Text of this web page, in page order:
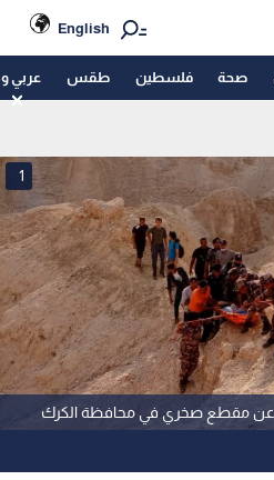
English
صحة فلسطين طقس عربي
عن مقطع صخري في محافظة الكرك
1